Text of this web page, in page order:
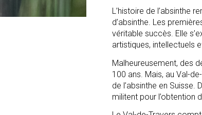
L’histoire de l’absinthe
d’absinthe. Les
véritable succès. Elle
artistiques, intellectuels
Malheureusement, des
100 ans. Mais, au Val-
de l’absinthe en Suisse.
militent pour l’obtention